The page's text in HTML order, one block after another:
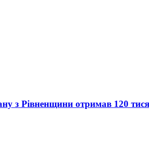
з Рівненщини отримав 120